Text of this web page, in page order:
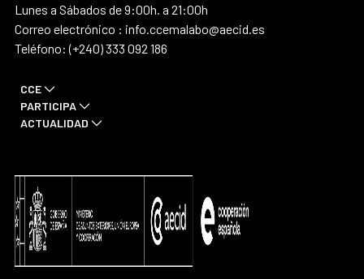
Lunes a Sábados de 9:00h. a 21:00h
Correo electrónico : info.ccemalabo@aecid.es
Teléfono: (+240) 333 092 186
CCE
PARTICIPA
ACTUALIDAD